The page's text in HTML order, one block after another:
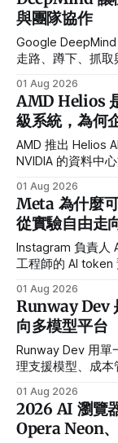
與團隊協作
Google
走路、蹲下、抓
01 Aug 2026
AMD Helios
級系統，為何
AMD 推出 Helios
NVIDIA 的資料中
01 Aug 2026
Meta 為什麼
從實驗自由走
Instagram 負責人
工程師的 AI token
01 Aug 2026
Runway Dev
向多模型平台
Runway Dev 用單
理支援模型、成本
01 Aug 2026
2026 AI 瀏覽
Opera Neon